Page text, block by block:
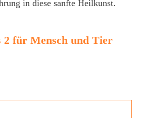
in diese sanfte Heilkunst.
2 für Mensch und Tier